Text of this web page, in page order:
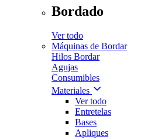
Bordado
Ver todo
Máquinas de Bordar
Hilos Bordar
Agujas
Consumibles
Materiales
Ver todo
Entretelas
Bases
Apliques